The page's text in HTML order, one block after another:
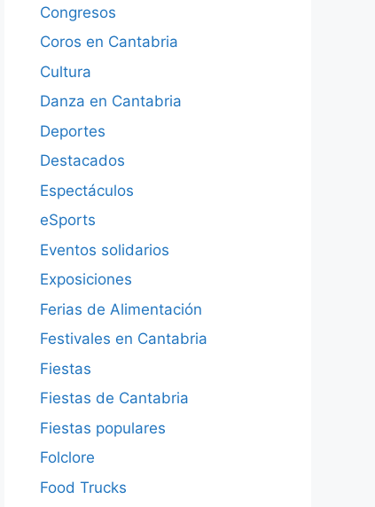
Congresos
Coros en Cantabria
Cultura
Danza en Cantabria
Deportes
Destacados
Espectáculos
eSports
Eventos solidarios
Exposiciones
Ferias de Alimentación
Festivales en Cantabria
Fiestas
Fiestas de Cantabria
Fiestas populares
Folclore
Food Trucks